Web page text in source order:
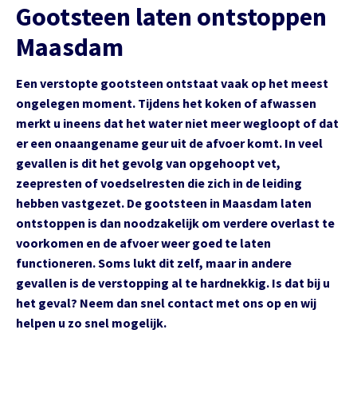
Gootsteen laten ontstoppen
Maasdam
Een verstopte gootsteen ontstaat vaak op het meest
ongelegen moment. Tijdens het koken of afwassen
merkt u ineens dat het water niet meer wegloopt of dat
er een onaangename geur uit de afvoer komt. In veel
gevallen is dit het gevolg van opgehoopt vet,
zeepresten of voedselresten die zich in de leiding
hebben vastgezet. De gootsteen in Maasdam laten
ontstoppen is dan noodzakelijk om verdere overlast te
voorkomen en de afvoer weer goed te laten
functioneren. Soms lukt dit zelf, maar in andere
gevallen is de verstopping al te hardnekkig. Is dat bij u
het geval? Neem dan snel contact met ons op en wij
helpen u zo snel mogelijk.